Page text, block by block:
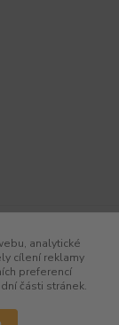
analytické
cílení reklamy
preferencí
části stránek.